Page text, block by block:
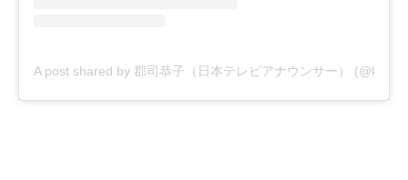
A post shared by 郡司恭子（日本テレビアナウンサー）